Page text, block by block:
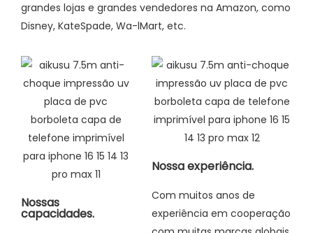
grandes lojas e grandes vendedores na Amazon, como
Disney, KateSpade, Wa-lMart, etc.
Nossas
capacidades.
Nossa experiência.
Com muitos anos de
experiência em cooperação